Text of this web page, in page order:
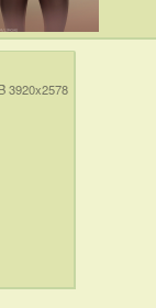
3920x2578